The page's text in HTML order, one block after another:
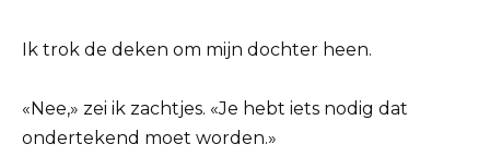
Ik trok de deken om mijn dochter heen.
«Nee,» zei ik zachtjes. «Je hebt iets nodig dat
ondertekend moet worden.»